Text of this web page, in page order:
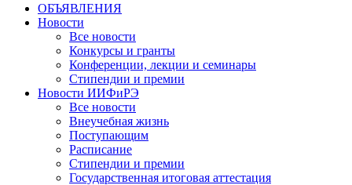
ОБЪЯВЛЕНИЯ
Новости
Все новости
Конкурсы и гранты
Конференции, лекции и семинары
Стипендии и премии
Новости ИИФиРЭ
Все новости
Внеучебная жизнь
Поступающим
Расписание
Стипендии и премии
Государственная итоговая аттестация